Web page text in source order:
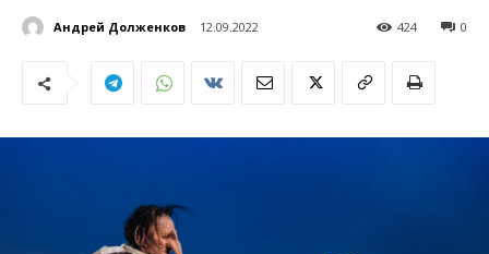
Андрей Долженков 12.09.2022 0
424